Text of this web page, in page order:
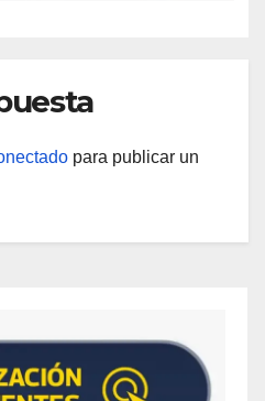
para publicar un